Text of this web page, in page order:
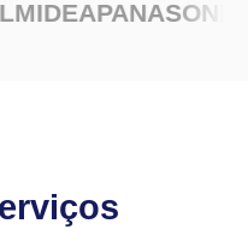
PANASONIC